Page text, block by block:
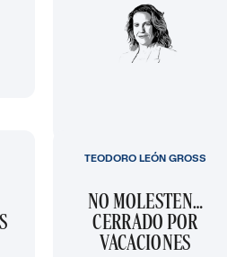
NO MOLESTEN…
CERRADO POR
VACACIONES
TEODORO LEÓN GROSS